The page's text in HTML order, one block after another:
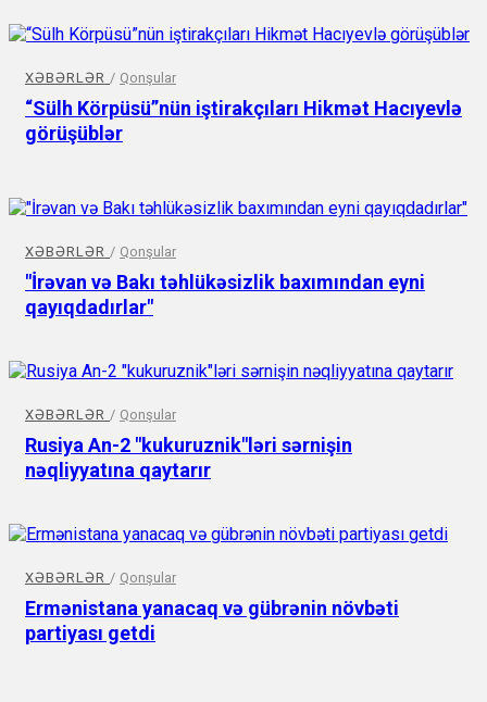
XƏBƏRLƏR / Qonşular
“Sülh Körpüsü”nün iştirakçıları Hikmət Hacıyevlə
görüşüblər
XƏBƏRLƏR / Qonşular
"İrəvan və Bakı təhlükəsizlik baxımından eyni
qayıqdadırlar"
XƏBƏRLƏR / Qonşular
Rusiya An-2 "kukuruznik"ləri sərnişin
nəqliyyatına qaytarır
XƏBƏRLƏR / Qonşular
Ermənistana yanacaq və gübrənin növbəti
partiyası getdi